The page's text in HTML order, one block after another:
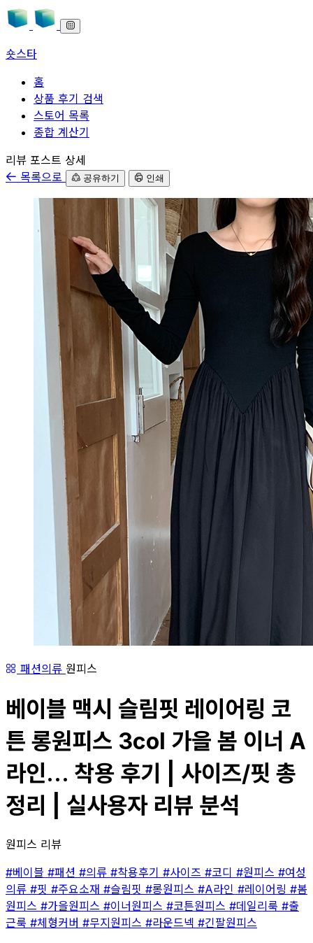
숏스타
홈
상품 후기 검색
스토어 목록
종합 계산기
본문으로 바로가기
리뷰 포스트 상세
목록으로
공유하기 인쇄
패션의류 원피스
베이블 맥시 슬림핏 레이어링 코
튼 롱원피스 3col 가을 봄 이너 A
라인... 착용 후기 | 사이즈/핏 총
정리 | 실사용자 리뷰 분석
원피스 리뷰
#베이블 #패션 #의류 #착용후기 #사이즈 #코디 #원피스 #여성
의류 #핏 #주요소재 #슬림핏 #롱원피스 #A라인 #레이어링 #봄
원피스 #가을원피스 #이너원피스 #코튼원피스 #데일리룩 #출
근룩 #체형커버 #무지원피스 #라운드넥 #긴팔원피스